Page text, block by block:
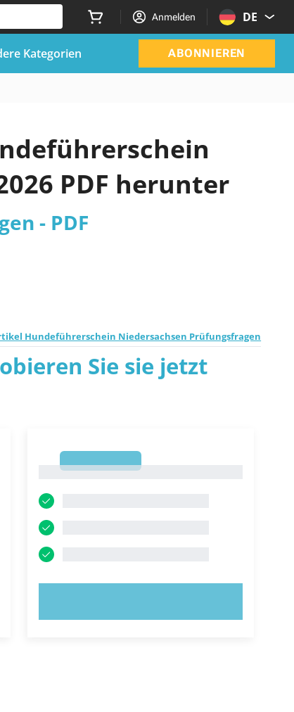
Anmelden DE
Kategorien ABONNIEREN
PDF herunter
- PDF
Hundeführerschein Niedersachsen Prüfungsfragen
Sie sie jetzt